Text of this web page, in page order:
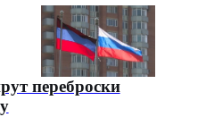
переброски